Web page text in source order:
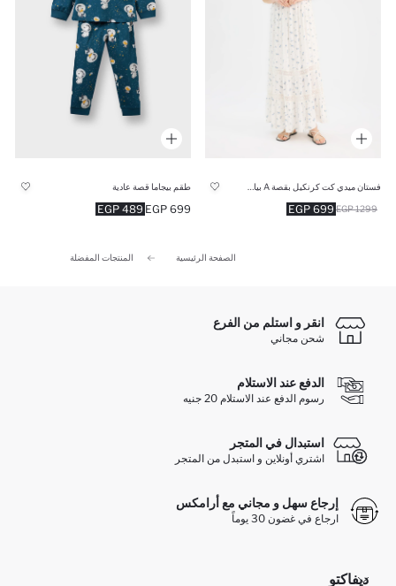
699 EGP 1299 EGP
طقم بيجاما قصة عادية
489 EGP 699 EGP
الصفحة الرئيسية المنتجات المفضلة
انقر و استلم من الفرع
شحن مجاني
الدفع عند الاستلام
رسوم الدفع عند الاستلام 20 جنيه
استبدال في المتجر
اشتري أونلاين و استبدل من المتجر
إرجاع سهل و مجاني مع أرامكس
ارجاع في غضون 30 يوماً
ديفاكتو